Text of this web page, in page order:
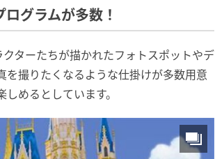
グラムが多数！
ターたちが描かれたフォトスポットやデ
を撮りたくなるような仕掛けが多数用意
めるとしています。